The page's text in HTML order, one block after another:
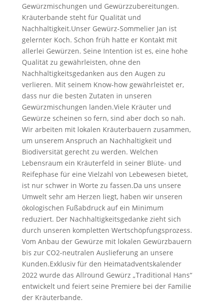
Gewürzmischungen und Gewürzzubereitungen.
Kräuterbande steht für Qualität und
Nachhaltigkeit.Unser Gewürz-Sommelier Jan ist
gelernter Koch. Schon früh hatte er Kontakt mit
allerlei Gewürzen. Seine Intention ist es, eine hohe
Qualität zu gewährleisten, ohne den
Nachhaltigkeitsgedanken aus den Augen zu
verlieren. Mit seinem Know-how gewährleistet er,
dass nur die besten Zutaten in unseren
Gewürzmischungen landen.Viele Kräuter und
Gewürze scheinen so fern, sind aber doch so nah.
Wir arbeiten mit lokalen Kräuterbauern zusammen,
um unserem Anspruch an Nachhaltigkeit und
Biodiversität gerecht zu werden. Welchen
Lebensraum ein Kräuterfeld in seiner Blüte- und
Reifephase für eine Vielzahl von Lebewesen bietet,
ist nur schwer in Worte zu fassen.Da uns unsere
Umwelt sehr am Herzen liegt, haben wir unseren
ökologischen Fußabdruck auf ein Minimum
reduziert. Der Nachhaltigkeitsgedanke zieht sich
durch unseren kompletten Wertschöpfungsprozess.
Vom Anbau der Gewürze mit lokalen Gewürzbauern
bis zur CO2-neutralen Auslieferung an unsere
Kunden.Exklusiv für den Heimatadventskalender
2022 wurde das Allround Gewürz „Traditional Hans“
entwickelt und feiert seine Premiere bei der Familie
der Kräuterbande.